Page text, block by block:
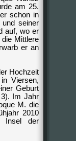
am 25.
schon in
und seiner
auf, wo er
Mittlere
er an
Hochzeit
Viersen,
Geburt
3). Im Jahr
M. die
2010
Insel der